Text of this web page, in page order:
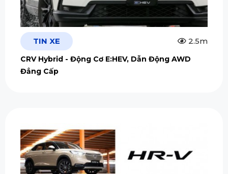
TIN XE 2.5m
CRV Hybrid - Động Cơ E:HEV, Dẫn Động AWD
Đẳng Cấp